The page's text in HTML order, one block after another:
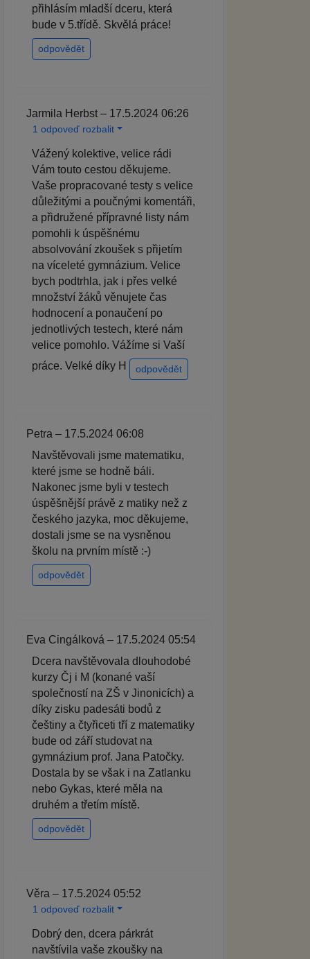
přihlásím mladší dceru, která
bude v 5.třídě. Skvělá práce!
odpovědět
Jarmila Herbst – 17.5.2024 06:26
1 odpoveď rozbalit
Vážený kolektive, velice rádi
Vám touto cestou děkujeme.
Vaše propracované testy s velice
důležitými a poučnými komentáři,
a přidružené přípravné listy nám
pomohli k úspěšnému
absolvování zkoušek s přijetím
na víceleté gymnázium. Velice
bych podtrhla, jak i přes velké
množství žáků věnujete čas
hodnocení a ponaučení po
jednotlivých testech, které nám
velice pomohlo. Vážíme si Vaší
práce. Velké díky H
odpovědět
Petra – 17.5.2024 06:08
Navštěvovali jsme matematiku,
které jsme se hodně báli.
Nakonec jsme byli v testech
úspěšnější právě z matiky než z
českého jazyka, moc děkujeme,
dostali jsme se na vysněnou
školu na prvním místě :-)
odpovědět
Eva Cingálková – 17.5.2024 05:54
Dcera navštěvovala dlouhodobé
kurzy Čj i M (konané vaší
společností na ZŠ v Jinonicích) a
díky zisku padesáti bodů z
češtiny a čtyřiceti tří z matematiky
bude od září studovat na
gymnázium prof. Jana Patočky.
Dostala by se však i na Zatlanku
nebo Gykas, které měla na
druhém a třetím místě.
odpovědět
Věra – 17.5.2024 05:52
1 odpoveď rozbalit
Dobrý den, dcera párkrát
navštívila vaše zkoušky na